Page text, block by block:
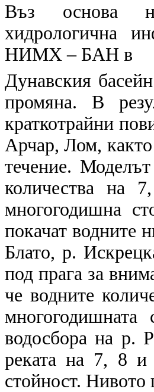
Въз основа на
хидрологична
НИМХ – БАН в
Дунавския басейн
промяна. В
краткотрайни
Арчар, Лом,
течение.
количества на
многогодишна
покачат водните
Блато, р.
под прага за
че водните
водосбора на р.
реката на 7, 8 и
стойност. Нивото